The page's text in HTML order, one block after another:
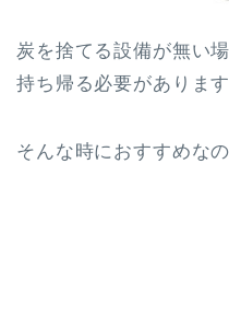
炭を捨てる設備が無い
持ち帰る必要があります
そんな時におすすめなの